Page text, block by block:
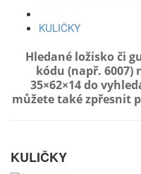
KULIČKY
Hledané ložisko či
kódu (např. 6007)
35×62×14 do
můžete také zpřesnit
KULIČKY